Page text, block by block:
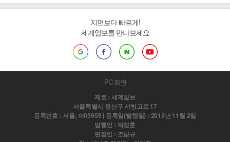
지면보다 빠르게!
세계일보를 만나보세요
PC 화면
제호 : 세계일보
서울특별시 용산구 서빙고로 17
등록번호 : 서울, 아03959 | 등록일(발행일) : 2015년 11월 2일
발행인 : 박정훈
편집인 : 조남규